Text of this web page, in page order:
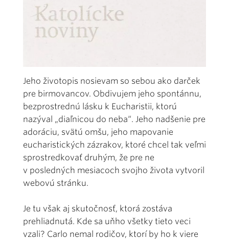
Jeho životopis nosievam so sebou ako darček
pre birmovancov. Obdivujem jeho spontánnu,
bezprostrednú lásku k Eucharistii, ktorú
nazýval „diaľnicou do neba“. Jeho nadšenie pre
adoráciu, svätú omšu, jeho mapovanie
eucharistických zázrakov, ktoré chcel tak veľmi
sprostredkovať druhým, že pre ne
v posledných mesiacoch svojho života vytvoril
webovú stránku.
Je tu však aj skutočnosť, ktorá zostáva
prehliadnutá. Kde sa uňho všetky tieto veci
vzali? Carlo nemal rodičov, ktorí by ho k viere